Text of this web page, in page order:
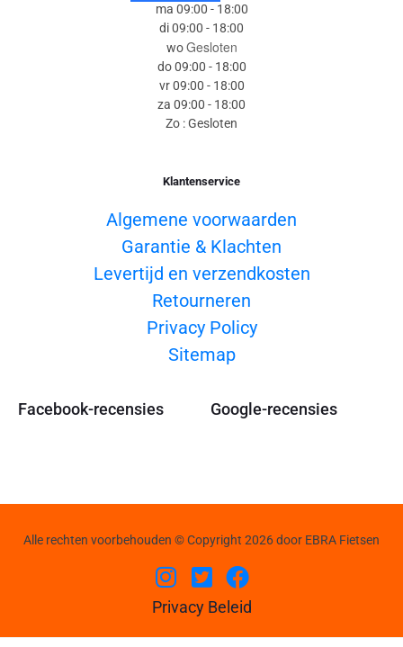
ma 09:00 - 18:00
di 09:00 - 18:00
woGesloten
do 09:00 - 18:00
vr 09:00 - 18:00
za 09:00 - 18:00
Zo : Gesloten
Klantenservice
Algemene voorwaarden
Garantie & Klachten
Levertijd en verzendkosten
Retourneren
Privacy Policy
Sitemap
Facebook-recensies Google-recensies
Alle rechten voorbehouden © Copyright 2026 door EBRA Fietsen
Privacy Beleid